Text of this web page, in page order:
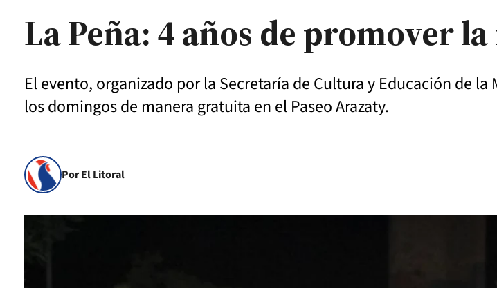
La Peña: 4 años de promover
El evento, organizado por la Secretaría de Cultura y Educación de
los domingos de manera gratuita en el Paseo Arazaty.
Por El Litoral